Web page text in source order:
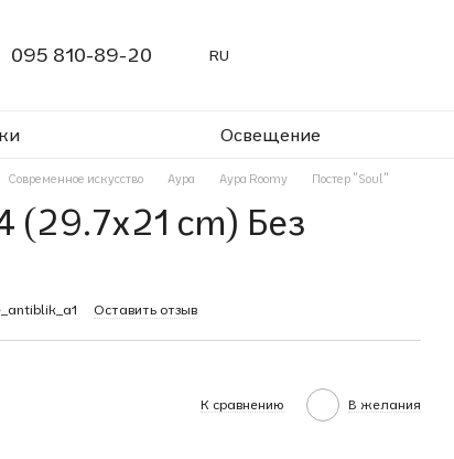
095 810-89-20 RU
Освещение
Современное искусство Аура Аура Roomy Постер "Soul"
(29.7x21 cm) Без
Оставить отзыв
К сравнению В желания